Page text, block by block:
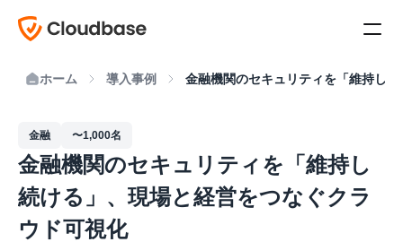
ホーム 導入事例 金融機関のセキュリティを「維持し
金融 〜1,000名
金融機関のセキュリティを「維持し
続ける」、現場と経営をつなぐクラ
ウド可視化